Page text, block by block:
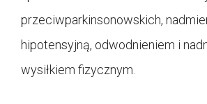
przeciwparkinsonowskich,
hipotensyjną, odwodnieniem i
wysiłkiem fizycznym.